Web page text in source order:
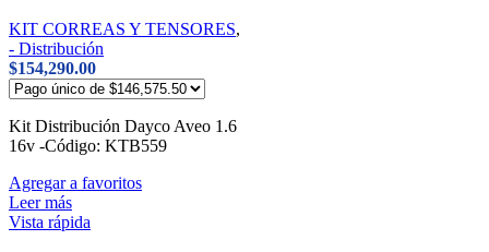
KIT CORREAS Y TENSORES,
- Distribución
$154,290.00
Kit Distribución Dayco Aveo 1.6
16v -Código: KTB559
Agregar a favoritos
Leer más
Vista rápida